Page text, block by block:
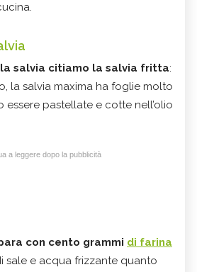
salvia citiamo la salvia fritta:
la salvia maxima ha foglie molto
essere pastellate e cotte nell’olio
a leggere dopo la pubblicità
con cento grammi di farina
sale e acqua frizzante quanto